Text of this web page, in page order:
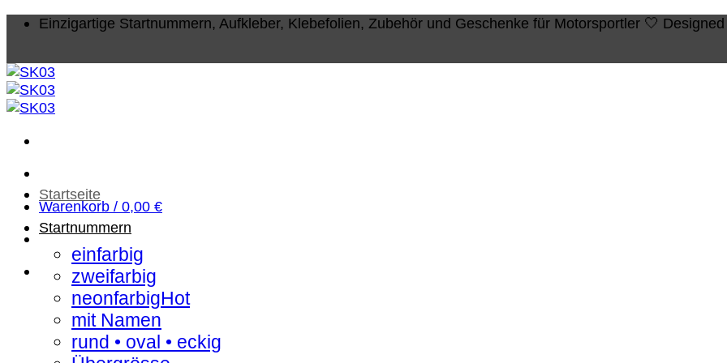
Zum
Einzigartige Startnummern, Aufkleber, Klebefolien, Zubehör und Geschenke für Motorsportler 🤍
Warenkorb / 0,00 €
Startseite
Startnummern
einfarbig
zweifarbig
neonfarbig
mit Namen
rund • oval • eckig